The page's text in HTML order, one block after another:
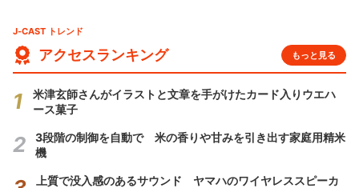
J-CAST トレンド
アクセスランキング もっと見る
米津玄師さんがイラストと文章を手がけたカード入りウエハ
ース菓子
3段階の制御を自動で 米の香りや甘みを引き出す家庭用精米
機
上質で没入感のあるサウンド ヤマハのワイヤレススピーカ